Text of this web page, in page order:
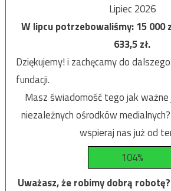
Lipiec 2026
W lipcu potrzebowaliśmy:15 000
633,5zł.
Dziękujemy! i zachęcamy do
fundacji.
Masz świadomość tego jak
niezależnych ośrodków
wspieraj nas już od
104%
Uważasz, że robimy dobrą